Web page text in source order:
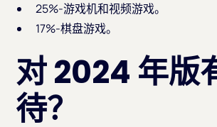
25%-游戏机和视频游戏。
17%-棋盘游戏。
对 2024 年版
待？